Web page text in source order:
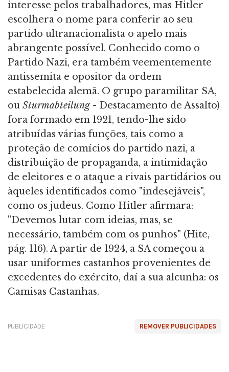
interesse pelos trabalhadores, mas Hitler
escolhera o nome para conferir ao seu
partido ultranacionalista o apelo mais
abrangente possível. Conhecido como o
Partido Nazi, era também veementemente
antissemita e opositor da ordem
estabelecida alemã. O grupo paramilitar SA,
ou Sturmabteilung - Destacamento de Assalto)
fora formado em 1921, tendo-lhe sido
atribuídas várias funções, tais como a
proteção de comícios do partido nazi, a
distribuição de propaganda, a intimidação
de eleitores e o ataque a rivais partidários ou
àqueles identificados como "indesejáveis",
como os judeus. Como Hitler afirmara:
"Devemos lutar com ideias, mas, se
necessário, também com os punhos" (Hite,
pág. 116). A partir de 1924, a SA começou a
usar uniformes castanhos provenientes de
excedentes do exército, daí a sua alcunha: os
Camisas Castanhas.
REMOVER PUBLICIDADES
PUBLICIDADE